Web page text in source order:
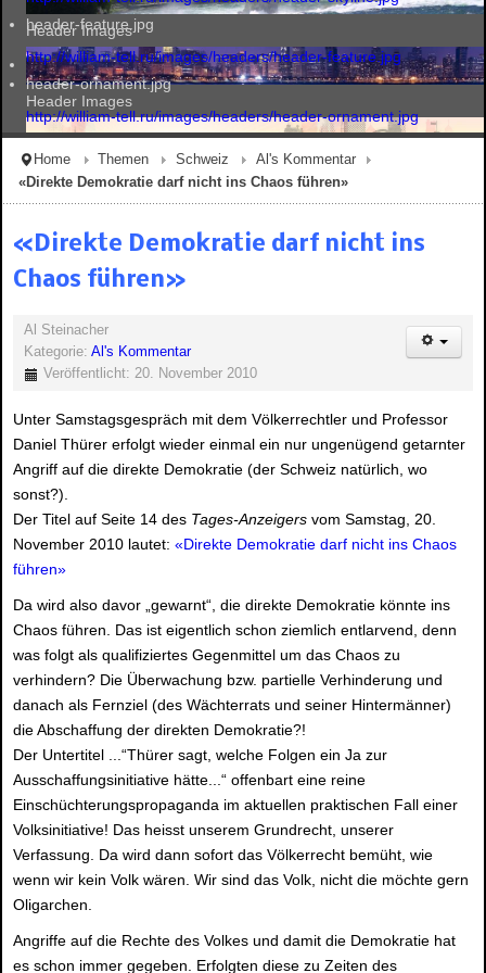
Header Images
Header Images
Header Images
header-feature.jpg
http://william-tell.ru/images/headers/header-feature.jpg
header-ornament.jpg
http://william-tell.ru/images/headers/header-ornament.jpg
Home Themen Schweiz
Al's Kommentar
«Direkte Demokratie darf nicht ins Chaos führen»
«Direkte Demokratie darf nicht ins
Chaos führen»
Al Steinacher
Kategorie: Al's Kommentar
Veröffentlicht: 20. November 2010
Unter Samstagsgespräch mit dem Völkerrechtler und Professor
Daniel Thürer erfolgt wieder einmal ein nur ungenügend getarnter
Angriff auf die direkte Demokratie (der Schweiz natürlich, wo
sonst?).
Der Titel auf Seite 14 des Tages-Anzeigers vom Samstag, 20.
November 2010 lautet: «Direkte Demokratie darf nicht ins Chaos
führen»
Da wird also davor „gewarnt“, die direkte Demokratie könnte ins
Chaos führen. Das ist eigentlich schon ziemlich entlarvend, denn
was folgt als qualifiziertes Gegenmittel um das Chaos zu
verhindern? Die Überwachung bzw. partielle Verhinderung und
danach als Fernziel (des Wächterrats und seiner Hintermänner)
die Abschaffung der direkten Demokratie?!
Der Untertitel ...“Thürer sagt, welche Folgen ein Ja zur
Ausschaffungsinitiative hätte...“ offenbart eine reine
Einschüchterungspropaganda im aktuellen praktischen Fall einer
Volksinitiative! Das heisst unserem Grundrecht, unserer
Verfassung. Da wird dann sofort das Völkerrecht bemüht, wie
wenn wir kein Volk wären. Wir sind das Volk, nicht die möchte gern
Oligarchen.
Angriffe auf die Rechte des Volkes und damit die Demokratie hat
es schon immer gegeben. Erfolgten diese zu Zeiten des